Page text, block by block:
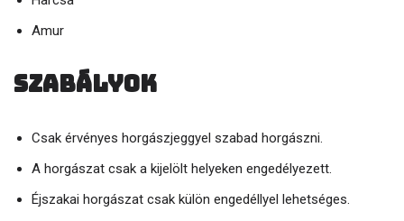
Amur
Szabályok
Csak érvényes horgászjeggyel szabad horgászni.
A horgászat csak a kijelölt helyeken engedélyezett.
Éjszakai horgászat csak külön engedéllyel lehetséges.